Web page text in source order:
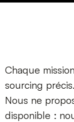
Chaque
sourcing précis.
Nous ne
disponible :